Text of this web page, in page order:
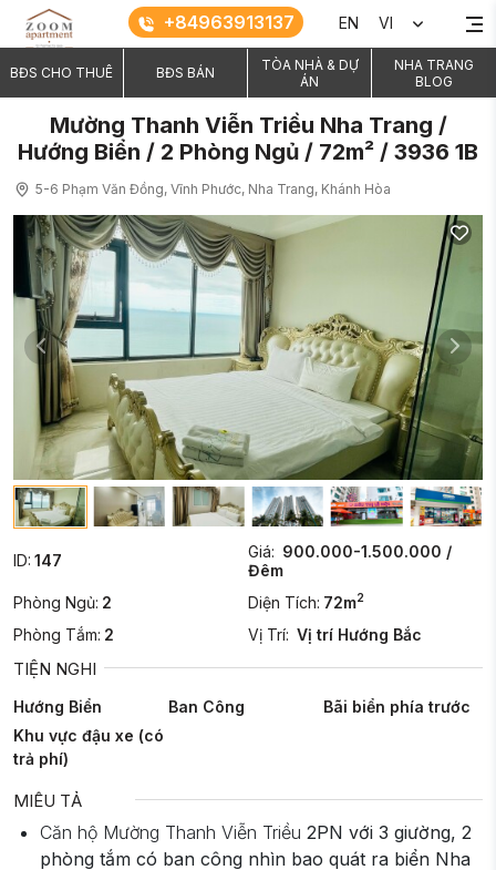
+84963913137 EN VI
BĐS CHO THUÊ BĐS BÁN
TÒA NHÀ & DỰ
ÁN
NHA TRANG
BLOG
Mường Thanh Viễn Triều Nha Trang /
Hướng Biển / 2 Phòng Ngủ / 72m² / 3936 1B
5-6 Phạm Văn Đồng, Vĩnh Phước, Nha Trang, Khánh Hòa
ID: 147 Giá: 900.000-1.500.000 /
Đêm
Phòng Ngủ: 2 Diện Tích: 72m2
Phòng Tắm: 2 Vị Trí: Vị trí Hướng Bắc
TIỆN NGHI
Hướng Biển Ban Công
Bãi biển phía trước
Khu vực đậu xe (có
trả phí)
MIÊU TẢ
Căn hộ Mường Thanh Viễn Triều 2PN với 3 giường, 2
phòng tắm có ban công nhìn bao quát ra biển Nha